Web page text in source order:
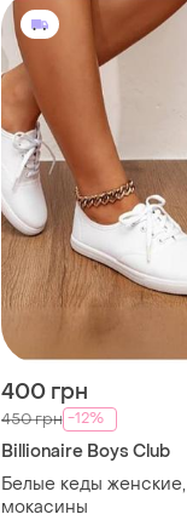
400 грн
450 грн -12%
Billionaire Boys Club
Белые кеды женские,
мокасины